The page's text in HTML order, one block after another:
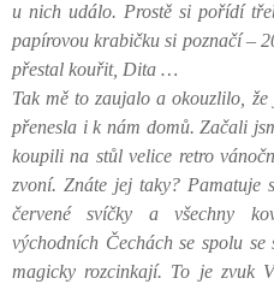
u nich událo. Prostě si pořídí
papírovou krabičku si poznačí –
přestal kouřit, Dita …
Tak mě to zaujalo a okouzlilo,
přenesla i k nám domů. Začali
koupili na stůl velice retro
zvoní. Znáte jej taky?
červené svíčky a všechny
východních Čechách se spolu
magicky rozcinkají. To je zvuk